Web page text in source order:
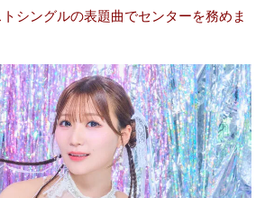
シングルの表題曲でセンターを務めま